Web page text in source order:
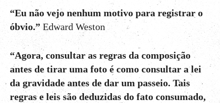
“Eu não vejo nenhum motivo para registrar o
óbvio.” Edward Weston
“Agora, consultar as regras da composição
antes de tirar uma foto é como consultar a lei
da gravidade antes de dar um passeio. Tais
regras e leis são deduzidas do fato consumado,